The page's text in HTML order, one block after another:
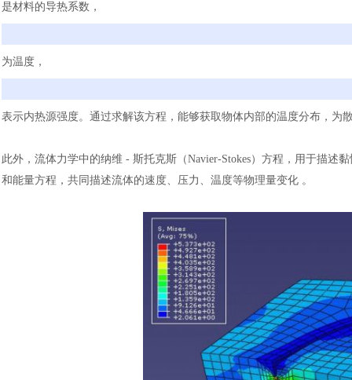
是材料的导热系数，
为温度，
表示内热源强度。通过求解该方程，能够获取物体内部的温度分布，为
此外，流体力学中的纳维 - 斯托克斯（Navier-Stokes）方程，用于描述
和能量方程，共同描述流体的速度、压力、温度等物理量变化 。